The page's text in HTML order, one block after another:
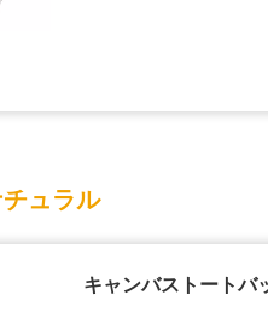
ュラル
キャンバストートバ